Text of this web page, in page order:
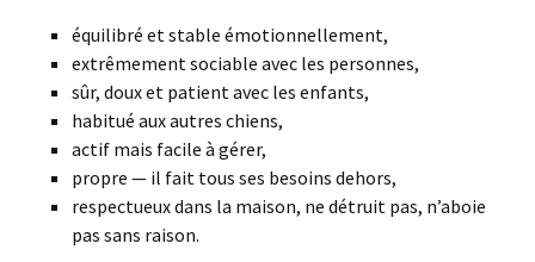
équilibré et stable émotionnellement,
extrêmement sociable avec les personnes,
sûr, doux et patient avec les enfants,
habitué aux autres chiens,
actif mais facile à gérer,
propre — il fait tous ses besoins dehors,
respectueux dans la maison, ne détruit pas, n’aboie
pas sans raison.